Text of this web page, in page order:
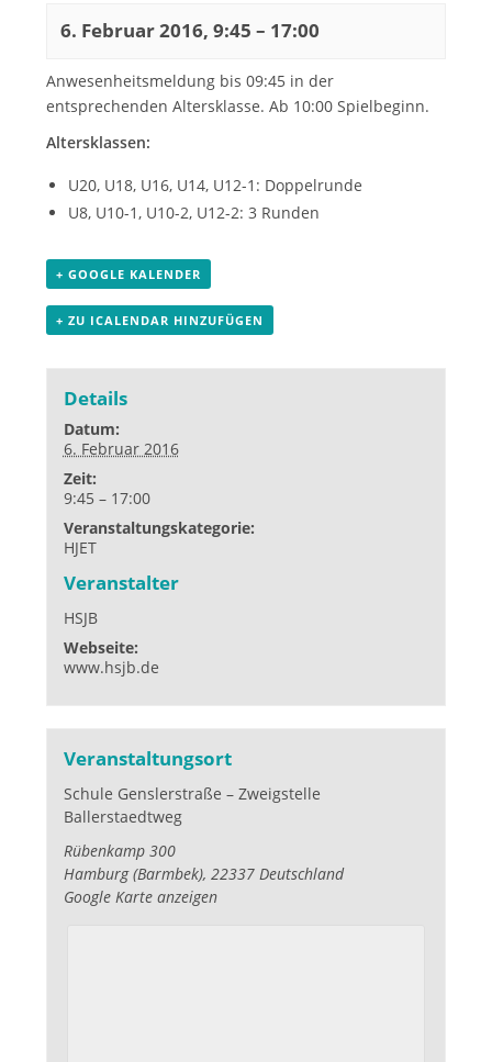
6. Februar 2016, 9:45 – 17:00
Anwesenheitsmeldung bis 09:45 in der
entsprechenden Altersklasse. Ab 10:00 Spielbeginn.
Altersklassen:
U20, U18, U16, U14, U12-1: Doppelrunde
U8, U10-1, U10-2, U12-2: 3 Runden
+ GOOGLE KALENDER
+ ZU ICALENDAR HINZUFÜGEN
Details
Datum:
6. Februar 2016
Zeit:
9:45 – 17:00
Veranstaltungskategorie:
HJET
Veranstalter
HSJB
Webseite:
www.hsjb.de
Veranstaltungsort
Schule Genslerstraße – Zweigstelle
Ballerstaedtweg
Rübenkamp 300
Hamburg (Barmbek), 22337 Deutschland
Google Karte anzeigen